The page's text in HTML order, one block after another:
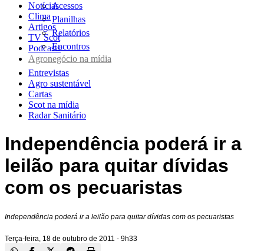
Acessos
Planilhas
Relatórios
Encontros
Notícias
Clima
Artigos
TV Scot
Podcasts
Agronegócio na mídia
Entrevistas
Agro sustentável
Cartas
Scot na mídia
Radar Sanitário
Independência poderá ir a
leilão para quitar dívidas
com os pecuaristas
Independência poderá ir a leilão para quitar dívidas com os pecuaristas
Terça-feira, 18 de outubro de 2011 - 9h33